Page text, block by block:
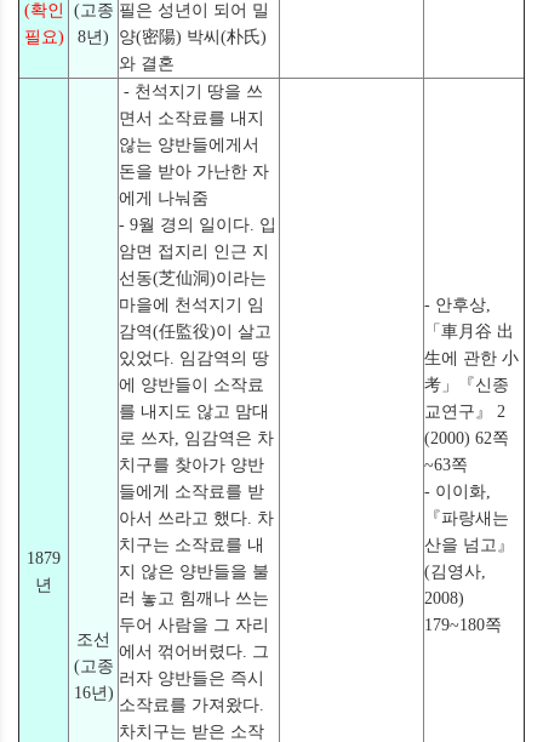
(확인
필요)
(고종
8년)
필은 성년이 되어 밀
양(密陽) 박씨(朴氏)
와 결혼
1879
년
조선
(고종
16년)
- 천석지기 땅을 쓰
면서 소작료를 내지
않는 양반들에게서
돈을 받아 가난한 자
에게 나눠줌
- 9월 경의 일이다. 입
암면 접지리 인근 지
선동(芝仙洞)이라는
마을에 천석지기 임
감역(任監役)이 살고
있었다. 임감역의 땅
에 양반들이 소작료
를 내지도 않고 맘대
로 쓰자, 임감역은 차
치구를 찾아가 양반
들에게 소작료를 받
아서 쓰라고 했다. 차
치구는 소작료를 내
지 않은 양반들을 불
러 놓고 힘깨나 쓰는
두어 사람을 그 자리
에서 꺾어버렸다. 그
러자 양반들은 즉시
소작료를 가져왔다.
차치구는 받은 소작
- 안후상,
「車月谷 出
生에 관한 小
考」『신종
교연구』 2
(2000) 62쪽
~63쪽
- 이이화,
『파랑새는
산을 넘고』
(김영사,
2008)
179~180쪽